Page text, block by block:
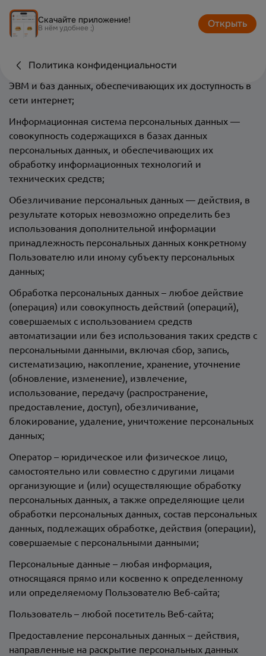
Скачайте приложение!
В нём удобнее ;) Открыть
Политика конфиденциальности
прекращение обработки персональных данных (за
исключением случаев, если обработка необходима
для уточнения персональных данных);
информационных материалов, а также программ для
ЭВМ и баз данных, обеспечивающих их доступность в
сети интернет;
Информационная система персональных данных —
совокупность содержащихся в базах данных
персональных данных, и обеспечивающих их
обработку информационных технологий и
технических средств;
Обезличивание персональных данных — действия, в
результате которых невозможно определить без
использования дополнительной информации
принадлежность персональных данных конкретному
Пользователю или иному субъекту персональных
данных;
Обработка персональных данных – любое действие
(операция) или совокупность действий (операций),
совершаемых с использованием средств
автоматизации или без использования таких средств с
персональными данными, включая сбор, запись,
систематизацию, накопление, хранение, уточнение
(обновление, изменение), извлечение,
использование, передачу (распространение,
предоставление, доступ), обезличивание,
блокирование, удаление, уничтожение персональных
данных;
Оператор – юридическое или физическое лицо,
самостоятельно или совместно с другими лицами
организующие и (или) осуществляющие обработку
персональных данных, а также определяющие цели
обработки персональных данных, состав персональных
данных, подлежащих обработке, действия (операции),
совершаемые с персональными данными;
Персональные данные – любая информация,
относящаяся прямо или косвенно к определенному
или определяемому Пользователю Веб-сайта;
Пользователь – любой посетитель Веб-сайта;
Предоставление персональных данных – действия,
направленные на раскрытие персональных данных